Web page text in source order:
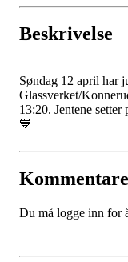
Beskrivelse
Søndag 12 april har
Glassverket/
13:20. Jentene
💙
Du må logge inn for